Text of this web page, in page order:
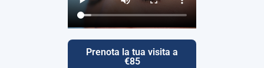
Prenota la tua visita a
€85